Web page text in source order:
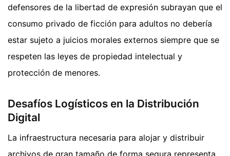
defensores de la libertad de expresión subrayan que el
consumo privado de ficción para adultos no debería
estar sujeto a juicios morales externos siempre que se
respeten las leyes de propiedad intelectual y
protección de menores.
Desafíos Logísticos en la Distribución
Digital
La infraestructura necesaria para alojar y distribuir